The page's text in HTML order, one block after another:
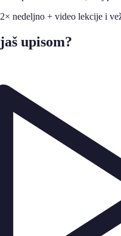
nedeljno + video lekcije i
upisom?